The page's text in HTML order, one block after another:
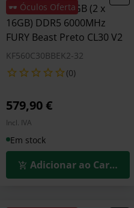
🕶️ Óculos Oferta
Kingston Kit 32GB (2 x
16GB) DDR5 6000MHz
FURY Beast Preto CL30 V2
KF560C30BBEK2-32
(0)
579,90 €
Incl. IVA
Em stock
Adicionar ao Carrinho